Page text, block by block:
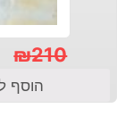
₪210
המקורי
הנוכחי
הוסף